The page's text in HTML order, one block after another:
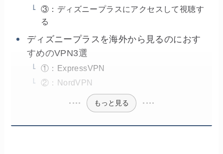
③：ディズニープラスにアクセスして視聴す
る
ディズニープラスを海外から見るのにおす
すめのVPN3選
①：ExpressVPN
②：NordVPN
もっと見る